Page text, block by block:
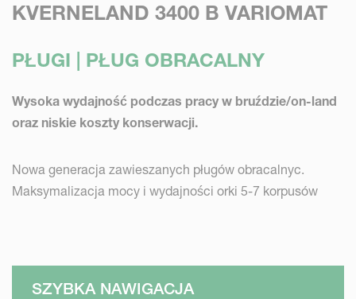
KVERNELAND 3400 B VARIOMAT
PŁUGI | PŁUG OBRACALNY
Wysoka wydajność podczas pracy w bruździe/on-land
oraz niskie koszty konserwacji.
Nowa generacja zawieszanych pługów obracalnyc.
Maksymalizacja mocy i wydajności orki 5-7 korpusów
SZYBKA NAWIGACJA